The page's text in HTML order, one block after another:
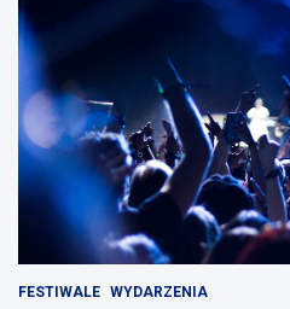
FESTIWALE WYDARZENIA